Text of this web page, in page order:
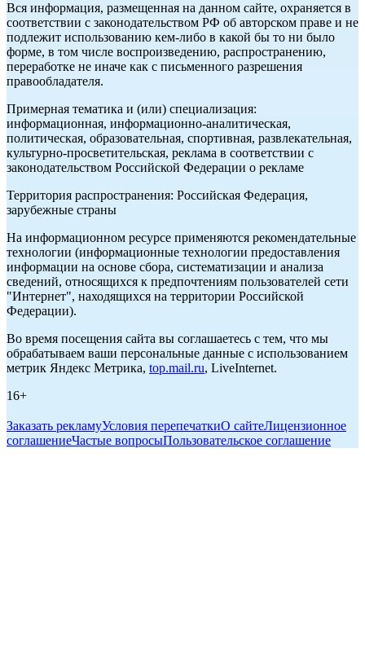
Вся информация, размещенная на данном сайте, охраняется в
соответствии с законодательством РФ об авторском праве и не
подлежит использованию кем-либо в какой бы то ни было
форме, в том числе воспроизведению, распространению,
переработке не иначе как с письменного разрешения
правообладателя.
Примерная тематика и (или) специализация:
информационная, информационно-аналитическая,
политическая, образовательная, спортивная, развлекательная,
культурно-просветительская, реклама в соответствии с
законодательством Российской Федерации о рекламе
Территория распространения: Российская Федерация,
зарубежные страны
На информационном ресурсе применяются рекомендательные
технологии (информационные технологии предоставления
информации на основе сбора, систематизации и анализа
сведений, относящихся к предпочтениям пользователей сети
"Интернет", находящихся на территории Российской
Федерации).
Во время посещения сайта вы соглашаетесь с тем, что мы
обрабатываем ваши персональные данные с использованием
метрик Яндекс Метрика, top.mail.ru, LiveInternet.
16+
Заказать рекламуУсловия перепечаткиО сайтеЛицензионное
соглашениеЧастые вопросыПользовательское соглашение